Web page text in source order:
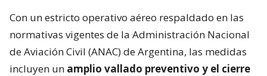
Con un estricto operativo aéreo respaldado en las
normativas vigentes de la Administración Nacional
de Aviación Civil (ANAC) de Argentina, las medidas
incluyen un amplio vallado preventivo y el cierre